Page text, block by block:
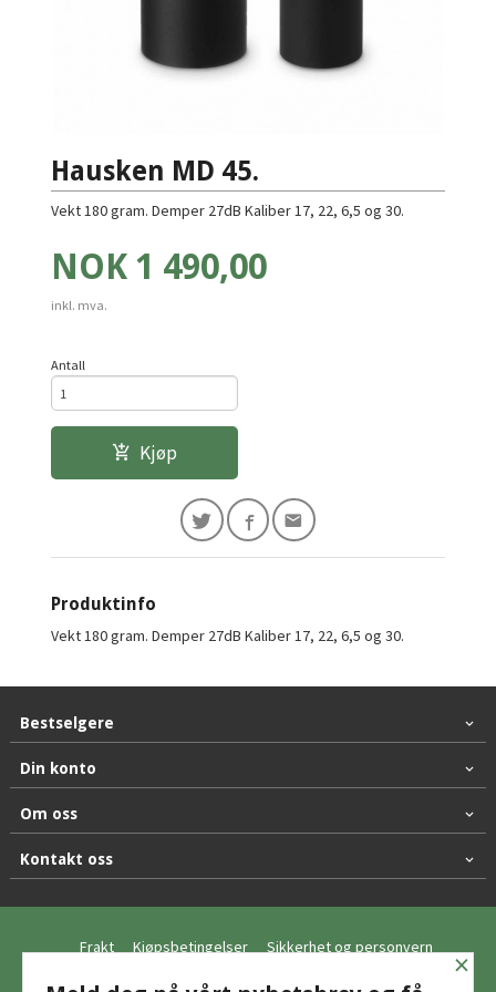
Hausken MD 45.
Vekt 180 gram. Demper 27dB Kaliber 17, 22, 6,5 og 30.
Pris
NOK 1 490,00
inkl. mva.
Antall
Kjøp
Produktinfo
Vekt 180 gram. Demper 27dB Kaliber 17, 22, 6,5 og 30.
Bestselgere
Din konto
Om oss
Kontakt oss
Frakt Kjøpsbetingelser Sikkerhet og personvern ×